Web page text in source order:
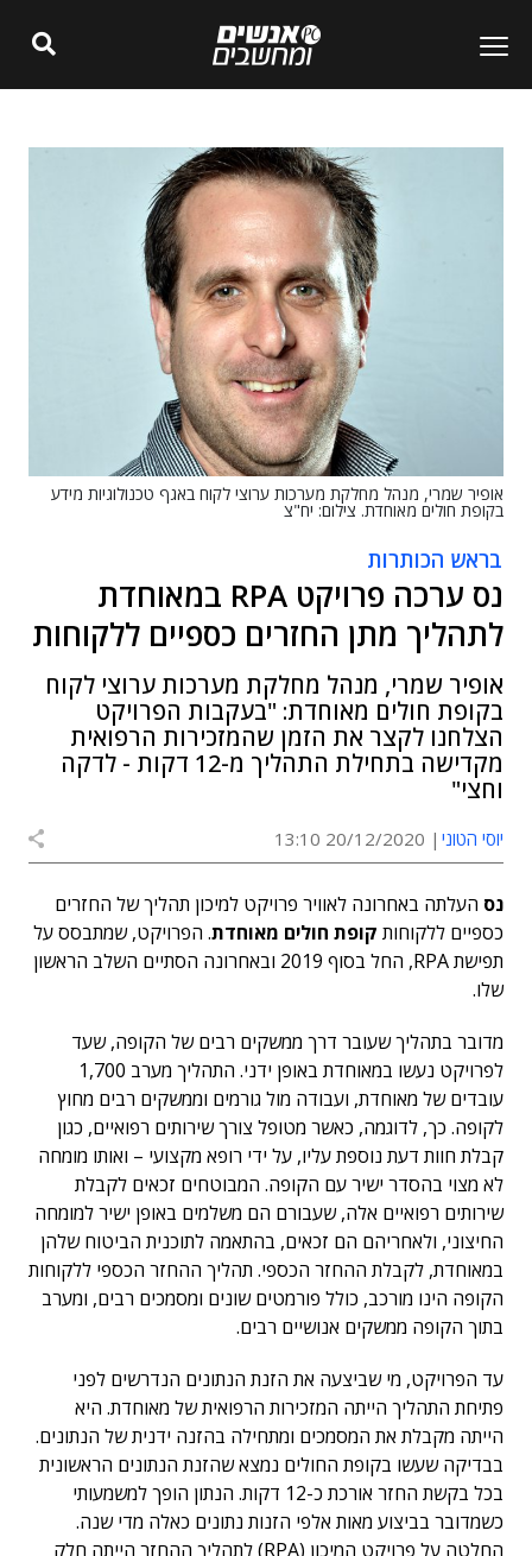
אופיר שמרי, מנהל מחלקת מערכות ערוצי לקוח באגף טכנולוגיות מידע
בקופת חולים מאוחדת. צילום: יח"צ
בראש הכותרות
נס ערכה פרויקט RPA במאוחדת
לתהליך מתן החזרים כספיים ללקוחות
אופיר שמרי, מנהל מחלקת מערכות ערוצי לקוח
בקופת חולים מאוחדת: "בעקבות הפרויקט
הצלחנו לקצר את הזמן שהמזכירות הרפואית
מקדישה בתחילת התהליך מ-12 דקות - לדקה
וחצי"
יוסי הטוני 20/12/2020 13:10
נס העלתה באחרונה לאוויר פרויקט למיכון תהליך של החזרים
כספיים ללקוחות קופת חולים מאוחדת. הפרויקט, שמתבסס על
תפישת RPA, החל בסוף 2019 ובאחרונה הסתיים השלב הראשון
שלו.
מדובר בתהליך שעובר דרך ממשקים רבים של הקופה, שעד
לפרויקט נעשו במאוחדת באופן ידני. התהליך מערב 1,700
עובדים של מאוחדת, ועבודה מול גורמים וממשקים רבים מחוץ
לקופה. כך, לדוגמה, כאשר מטופל צורך שירותים רפואיים, כגון
קבלת חוות דעת נוספת עליו, על ידי רופא מקצועי – ואותו מומחה
לא מצוי בהסדר ישיר עם הקופה. המבוטחים זכאים לקבלת
שירותים רפואיים אלה, שעבורם הם משלמים באופן ישיר למומחה
החיצוני, ולאחריהם הם זכאים, בהתאמה לתוכנית הביטוח שלהן
במאוחדת, לקבלת ההחזר הכספי. תהליך ההחזר הכספי ללקוחות
הקופה הינו מורכב, כולל פורמטים שונים ומסמכים רבים, ומערב
בתוך הקופה ממשקים אנושיים רבים.
עד הפרויקט, מי שביצעה את הזנת הנתונים הנדרשים לפני
פתיחת התהליך הייתה המזכירות הרפואית של מאוחדת. היא
הייתה מקבלת את המסמכים ומתחילה בהזנה ידנית של הנתונים.
בבדיקה שעשו בקופת החולים נמצא שהזנת הנתונים הראשונית
בכל בקשת החזר אורכת כ-12 דקות. הנתון הופך למשמעותי
כשמדובר בביצוע מאות אלפי הזנות נתונים כאלה מדי שנה.
החלטה על פרויקט המיכון (RPA) לתהליך ההחזר הייתה חלק